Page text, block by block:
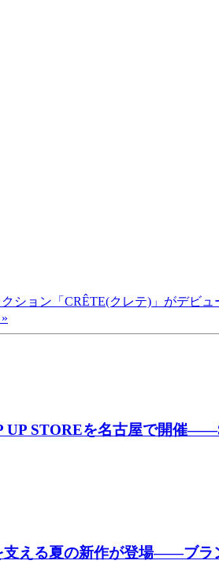
ション「CRÊTE(クレテ)」がデビ
STOREを名古屋で開催
支える夏の新作が登場――ブラ